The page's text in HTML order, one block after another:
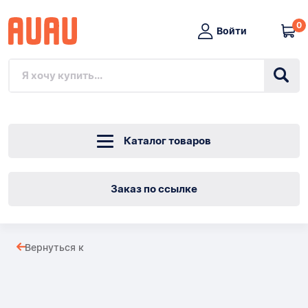
Войти
0
Каталог товаров
Заказ по ссылке
Вернуться к